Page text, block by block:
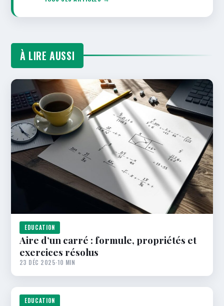
À LIRE AUSSI
EDUCATION
Aire d’un carré : formule, propriétés et
exercices résolus
23 DÉC 2025·10 MIN
EDUCATION